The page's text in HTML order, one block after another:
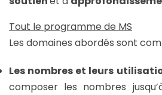
Tout le programme de MS
Les domaines abordés sont
Les nombres et leurs
composer les nombres